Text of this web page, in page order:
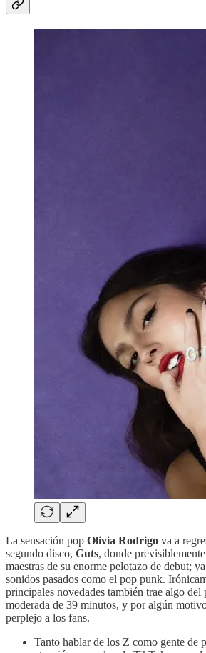
La sensación pop Olivia Rodrigo va a
segundo disco, Guts, donde
maestras de su enorme pelotazo de debut;
sonidos pasados como el pop punk.
principales novedades también trae algo del
moderada de 39 minutos, y por algún
perplejo a los fans.
Tanto hablar de los Z como gente de